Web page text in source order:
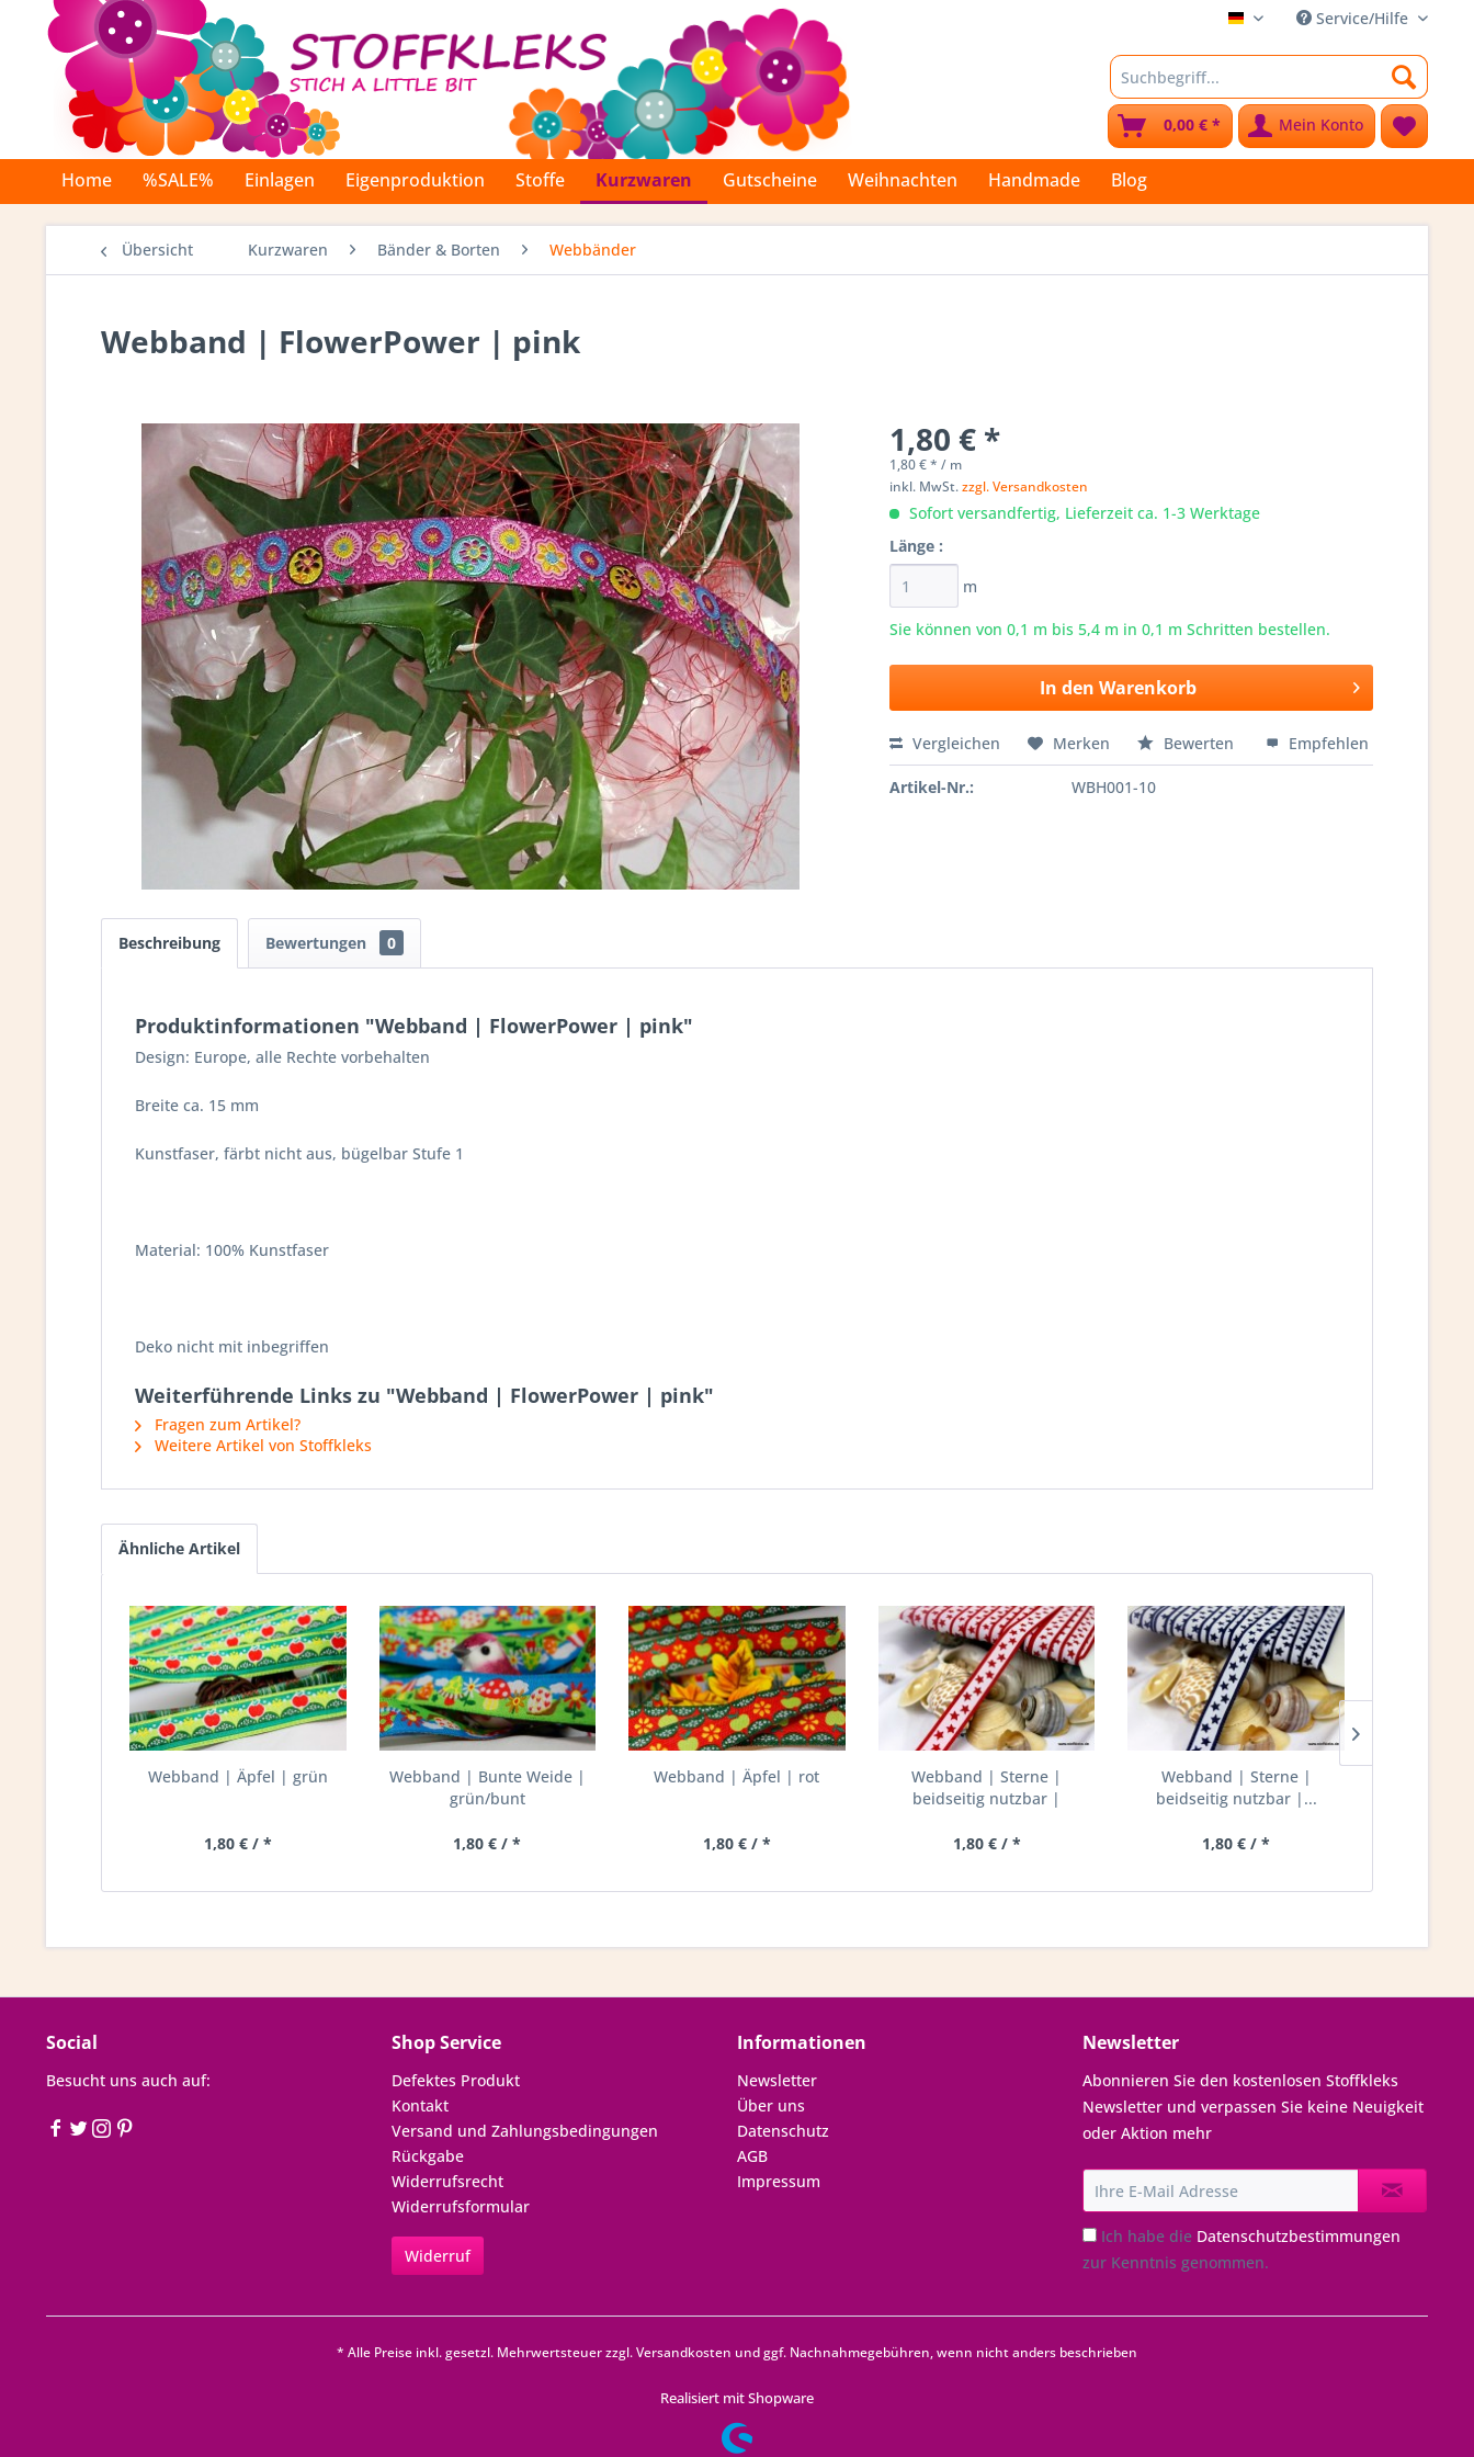
Stoffkleks Service/Hilfe
Mein Konto
0,00 € *
Home %SALE% Einlagen Eigenproduktion Stoffe Kurzwaren Gutscheine Weihnachten Handmade Blog
Übersicht Kurzwaren Bänder & Borten Webbänder
Webband | FlowerPower | pink
1,80 € *
1,80 € * / m
inkl. MwSt.zzgl. Versandkosten
Sofort versandfertig, Lieferzeit ca. 1-3 Werktage
Länge :
m
Sie können von 0,1 m bis5,4 m in 0,1 m Schritten bestellen.
In den Warenkorb
Vergleichen Merken Bewerten Empfehlen
Artikel-Nr.: WBH001-10
Beschreibung Bewertungen 0
Produktinformationen "Webband | FlowerPower | pink"
Design: Europe, alle Rechte vorbehalten
Breite ca. 15 mm
Kunstfaser, färbt nicht aus, bügelbar Stufe 1
Material: 100% Kunstfaser
Deko nicht mit inbegriffen
Weiterführende Links zu "Webband | FlowerPower | pink"
Fragen zum Artikel?
Weitere Artikel von Stoffkleks
Ähnliche Artikel
Webband | Äpfel | grün
1,80 € / *
Webband | Bunte Weide |
grün/bunt
1,80 € / *
Webband | Äpfel | rot
1,80 € / *
Webband | Sterne |
beidseitig nutzbar |
1,80 € / *
Webband | Sterne |
beidseitig nutzbar |...
1,80 € / *
Social
Besucht uns auch auf:
Shop Service
Defektes Produkt
Kontakt
Versand und Zahlungsbedingungen
Rückgabe
Widerrufsrecht
Widerrufsformular
Widerruf
Informationen
Newsletter
Über uns
Datenschutz
AGB
Impressum
Newsletter
Abonnieren Sie den kostenlosen Stoffkleks
Newsletter und verpassen Sie keine Neuigkeit
oder Aktion mehr
Ich habe die Datenschutzbestimmungen
zur Kenntnis genommen.
* Alle Preise inkl. gesetzl. Mehrwertsteuer zzgl.Versandkosten und ggf. Nachnahmegebühren, wenn nicht anders beschrieben
Realisiert mit Shopware